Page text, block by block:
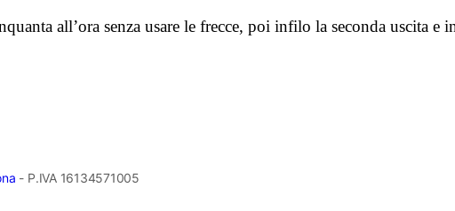
all’ora senza usare le frecce, poi infilo la seconda uscita
- P.IVA 16134571005